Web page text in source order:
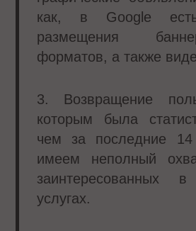
как, в Google есть
размещения
форматов, а также
3. Возвращение
которым была
чем за последние
имеем неполный
заинтересованных
услугах.